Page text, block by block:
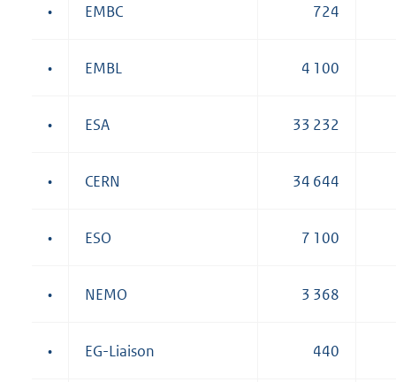
• EMBC 724
• EMBL 4 100
• ESA 33 232
• CERN 34 644
• ESO 7 100
• NEMO 3 368
• EG-Liaison 440